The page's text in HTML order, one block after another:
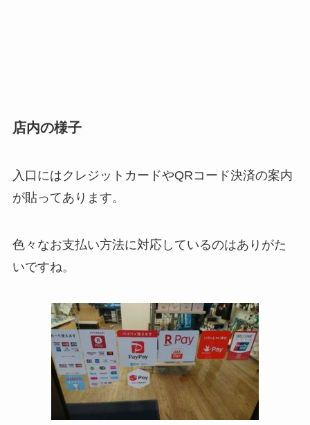
店内の様子
入口にはクレジットカードやQRコード決済の案内
が貼ってあります。
色々なお支払い方法に対応しているのはありがた
いですね。